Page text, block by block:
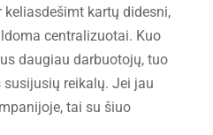
kartų didesni,
centralizuotai. Kuo
daugiau darbuotojų, tuo
reikalų. Jei jau
tai su šiuo